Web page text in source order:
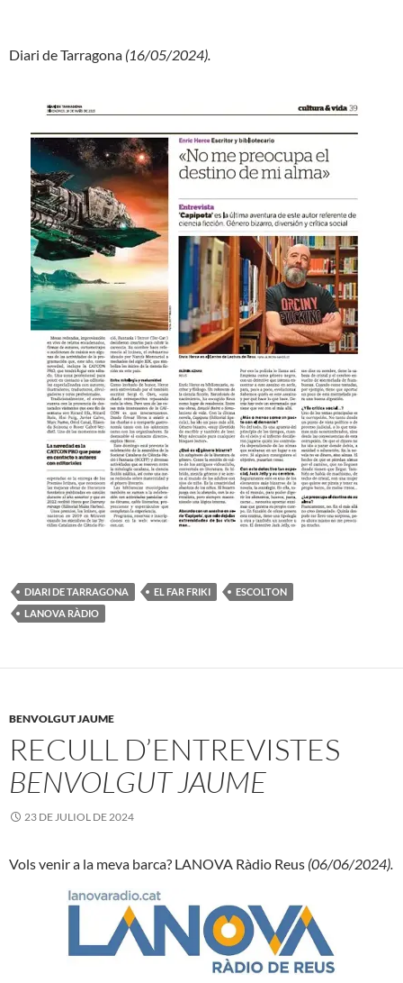
Diari de Tarragona (16/05/2024).
DIARI DE TARRAGONA EL FAR FRIKI
ESCOLTON
LANOVA RÀDIO
BENVOLGUT JAUME
RECULL D’ENTREVISTES
BENVOLGUT JAUME
23 DE JULIOL DE 2024
Vols venir a la meva barca? LANOVA Ràdio Reus (06/06/2024).